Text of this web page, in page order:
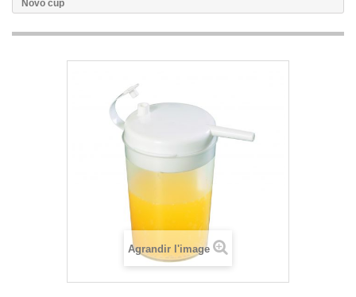
Novo cup
Agrandir l'image